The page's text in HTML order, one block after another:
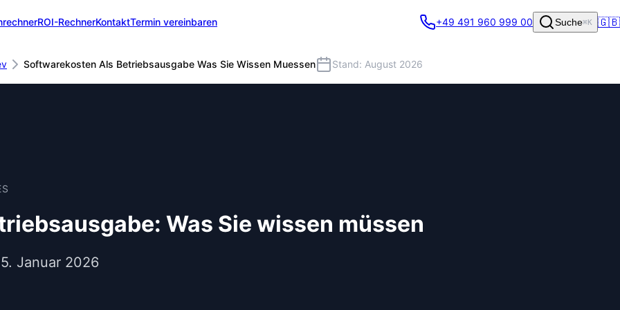
ROI-RechnerKontaktTermin vereinbaren
Softwarekosten Als Betriebsausgabe Was Sie Wissen Muessen Stand: August 2026
+49 491 960 999 00 Suche⌘K 🇬🇧
Was Sie wissen müssen
Januar 2026